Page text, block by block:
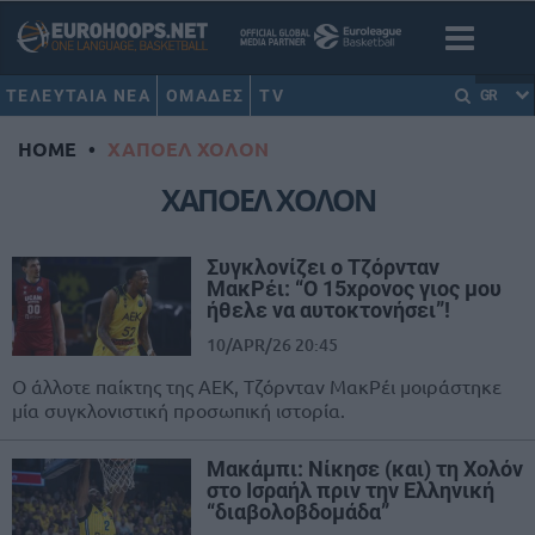
ΤΕΛΕΥΤΑΙΑ ΝΕΑ ΟΜΑΔΕΣ TV GR
HOME • ΧΑΠΟΕΛ ΧΟΛΟΝ
ΧΑΠΟΕΛ ΧΟΛΟΝ
Συγκλονίζει ο Τζόρνταν
ΜακΡέι: “Ο 15χρονος γιος μου
ήθελε να αυτοκτονήσει”!
10/APR/26 20:45
Ο άλλοτε παίκτης της ΑΕΚ, Τζόρνταν ΜακΡέι μοιράστηκε
μία συγκλονιστική προσωπική ιστορία.
Μακάμπι: Νίκησε (και) τη Χολόν
στο Ισραήλ πριν την Ελληνική
“διαβολοβδομάδα”